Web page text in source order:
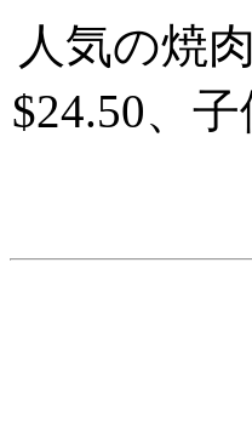
人気の焼
$24.50、